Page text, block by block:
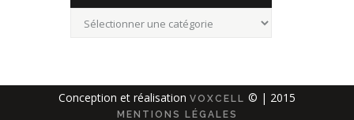
Categories
Conception et réalisation VOXCELL © | 2015
MENTIONS LÉGALES